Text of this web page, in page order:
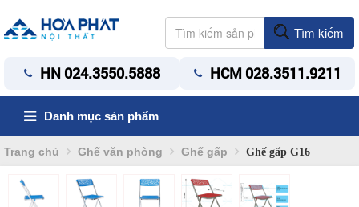
Tìm kiếm
HN 024.3550.5888 HCM 028.3511.9211
Danh mục sản phẩm
Trang chủ Ghế văn phòng Ghế gấp Ghế gấp G16